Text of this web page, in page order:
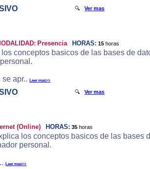
🔍Ver mas
Presencia HORAS: 15 horas
conceptos basicos de las bases de
se apr..Leer mas>>
🔍Ver mas
(Online) HORAS: 35 horas
los conceptos basicos de las bases
personal.
Leer mas>>